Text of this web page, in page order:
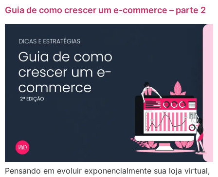
Guia de como crescer um e-commerce – parte 2
Pensando em evoluir exponencialmente sua loja virtual,